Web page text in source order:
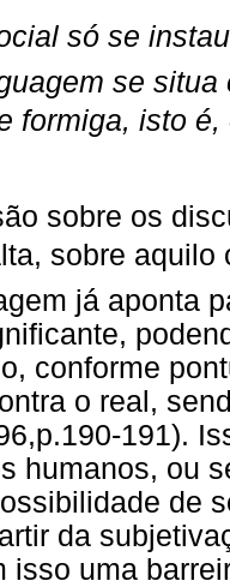
só se
se
formiga, isto é,
sobre os
sobre aquilo
já aponta
conforme
o real,
191).
humanos, ou
de
da
isso uma